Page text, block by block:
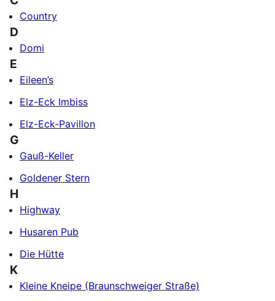
Country
D
Domi
E
Eileen’s
Elz-Eck Imbiss
Elz-Eck-Pavillon
G
Gauß-Keller
Goldener Stern
H
Highway
Husaren Pub
Die Hütte
K
Kleine Kneipe (Braunschweiger Straße)